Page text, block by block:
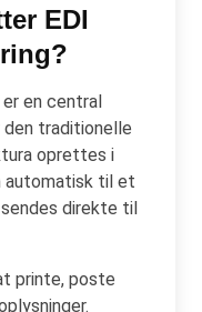
EDI
en central
den traditionelle
oprettes i
automatisk til et
direkte til
printe, poste